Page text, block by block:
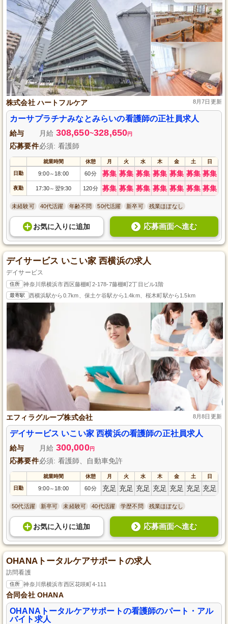
株式会社 ハートフルケア 8月7日更新
カーサプラチナみなとみらいの看護師の正社員求人
給与 月給 308,650~328,650円
応募要件必須: 看護師
就業時間 休憩 月 火 水 木 金 土 日
日勤 9:00～ 18:00 60分 募集 募集 募集 募集 募集 募集 募集
夜勤 17:30～ 翌9:30 120分 募集 募集 募集 募集 募集 募集 募集
未経験可 40代活躍 年齢不問 50代活躍 新卒可 残業ほぼなし
お気に入り に追加 応募画面へ進む
デイサービス いこい家 西横浜の求人
デイサービス
住所 神奈川県横浜市西区藤棚町2-178-7藤棚町2丁目ビル1階
最寄駅 西横浜駅から0.7km、保土ケ谷駅から1.4km、桜木町駅から1.5km
エフィラグループ株式会社 8月8日更新
デイサービス いこい家 西横浜の看護師の正社員求人
給与 月給 300,000円
応募要件必須: 看護師、自動車免許
就業時間 休憩 月 火 水 木 金 土 日
日勤 9:00～ 18:00 60分 充足 充足 充足 充足 充足 充足 充足
50代活躍 新卒可 未経験可 40代活躍 学歴不問 残業ほぼなし
お気に入り に追加 応募画面へ進む
OHANAトータルケアサポートの求人
訪問看護
住所 神奈川県横浜市西区花咲町4-111
合同会社 OHANA
OHANAトータルケアサポートの看護師のパート・アル
バイト求人